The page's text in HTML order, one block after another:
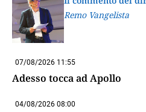
Remo Vangelista
07/08/2026 11:55
Adesso tocca ad Apollo
04/08/2026 08:00